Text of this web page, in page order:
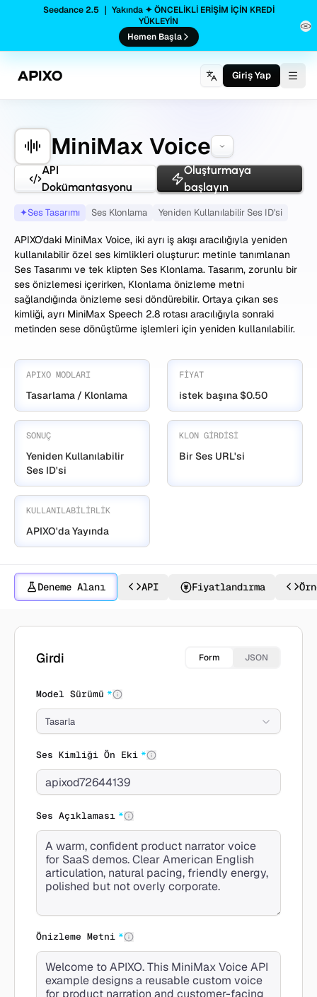
Seedance 2.5 ｜ Yakında ✦ ÖNCELİKLİ ERİŞİM İÇİN KREDİ
YÜKLEYİN
Hemen Başla
Giriş Yap
MiniMax Voice
API
Dokümantasyonu
Oluşturmaya
başlayın
✦Ses Tasarımı Ses Klonlama Yeniden Kullanılabilir Ses ID'si
APIXO'daki MiniMax Voice, iki ayrı iş akışı aracılığıyla yeniden
kullanılabilir özel ses kimlikleri oluşturur: metinle tanımlanan
Ses Tasarımı ve tek klipten Ses Klonlama. Tasarım, zorunlu bir
ses önizlemesi içerirken, Klonlama önizleme metni
sağlandığında önizleme sesi döndürebilir. Ortaya çıkan ses
kimliği, ayrı MiniMax Speech 2.8 rotası aracılığıyla sonraki
metinden sese dönüştürme işlemleri için yeniden kullanılabilir.
APIXO MODLARI
Tasarlama / Klonlama
FIYAT
istek başına $0.50
SONUÇ
Yeniden Kullanılabilir
Ses ID'si
KLON GIRDISI
Bir Ses URL'si
KULLANILABILIRLIK
APIXO'da Yayında
Deneme Alanı API Fiyatlandırma
MiniMax Voice ile oluşturun
Girdi Form JSON
Model Sürümü *
Tasarla
Ses Kimliği Ön Eki *
Ses Açıklaması *
Önizleme Metni *